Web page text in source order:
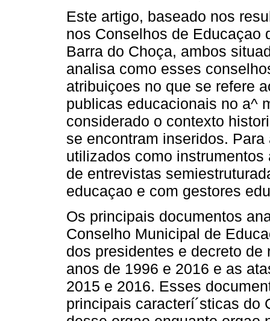
Este artigo, baseado nos
nos Conselhos de Educaçao
Barra do Choça, ambos
analisa como esses
atribuiçoes no que se refere
publicas educacionais no a^
considerado o contexto
se encontram inseridos.
utilizados como
de entrevistas
educaçao e com gestores
Os principais documentos
Conselho Municipal de
dos presidentes e decreto
anos de 1996 e 2016 e as
2015 e 2016. Esses
principais caracterí´sticas do